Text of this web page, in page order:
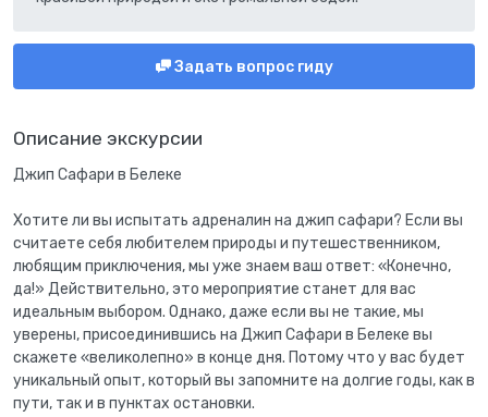
Описание экскурсии
Джип Сафари в Белеке
Хотите ли вы испытать адреналин на джип сафари? Если вы
считаете себя любителем природы и путешественником,
любящим приключения, мы уже знаем ваш ответ: «Конечно,
да!» Действительно, это мероприятие станет для вас
идеальным выбором. Однако, даже если вы не такие, мы
уверены, присоединившись на Джип Сафари в Белеке вы
скажете «великолепно» в конце дня. Потому что у вас будет
уникальный опыт, который вы запомните на долгие годы, как в
пути, так и в пунктах остановки.
Задать вопрос гиду